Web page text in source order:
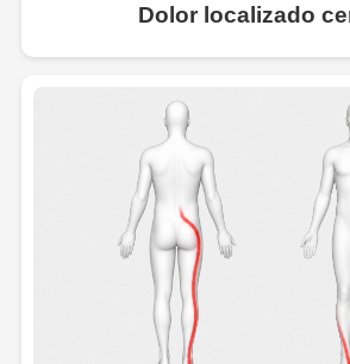
Dolor localizado